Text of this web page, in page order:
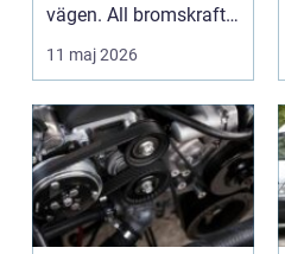
vägen. All bromskraft,
styrning och accelera...
11 maj 2026